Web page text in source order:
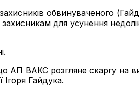
захисників обвинуваченого
для усунення
АП ВАКС розгляне скаргу на
Ігоря Гайдука.